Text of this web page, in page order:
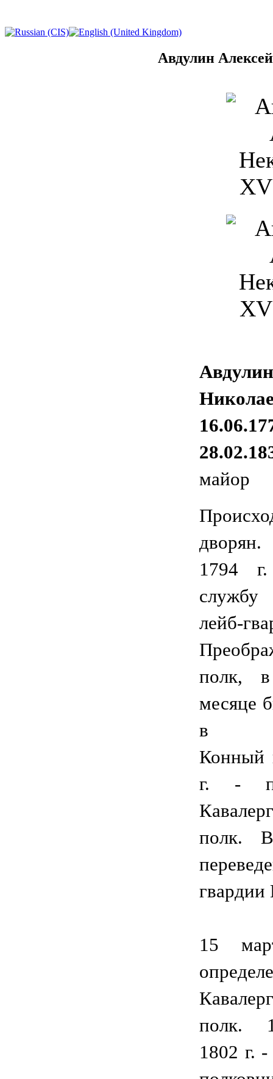
Авдулин
майор
1794 г.
службу
лейб-
полк,
месяце
в
Конный
г. -
полк.
15
полк.
1802 г.